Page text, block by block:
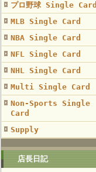
プロ野球 Single Card
MLB Single Card
NBA Single Card
NFL Single Card
NHL Single Card
Multi Single Card
Non-Sports Single
Card
Supply
店長日記